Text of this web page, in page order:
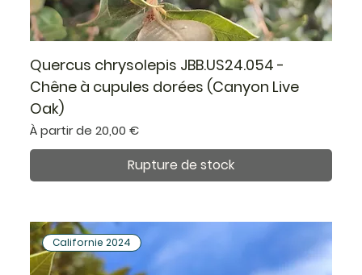
Quercus chrysolepis JBB.US24.054 -
Chêne à cupules dorées (Canyon Live
Oak)
À partir de20,00 €
Prix promotionnel
Rupture de stock
Californie 2024